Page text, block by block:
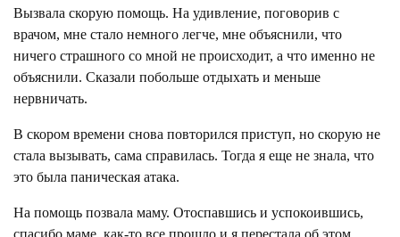
Вызвала скорую помощь. На удивление, поговорив с
врачом, мне стало немного легче, мне объяснили, что
ничего страшного со мной не происходит, а что именно не
объяснили. Сказали побольше отдыхать и меньше
нервничать.
В скором времени снова повторился приступ, но скорую не
стала вызывать, сама справилась. Тогда я еще не знала, что
это была паническая атака.
На помощь позвала маму. Отоспавшись и успокоившись,
спасибо маме, как-то все прошло и я перестала об этом